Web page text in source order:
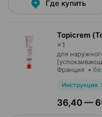
Где купить
Topicrem
×1
для
Франция •
Инструкция
36,40 —